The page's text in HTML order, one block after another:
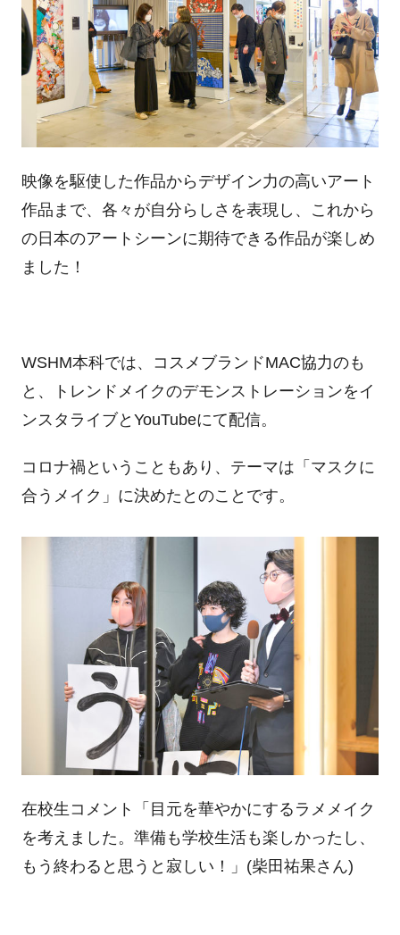
映像を駆使した作品からデザイン力の高いアート
作品まで、各々が自分らしさを表現し、これから
の日本のアートシーンに期待できる作品が楽しめ
ました！
WSHM本科では、コスメブランドMAC協力のも
と、トレンドメイクのデモンストレーションをイ
ンスタライブとYouTubeにて配信。
コロナ禍ということもあり、テーマは「マスクに
合うメイク」に決めたとのことです。
在校生コメント「目元を華やかにするラメメイク
を考えました。準備も学校生活も楽しかったし、
もう終わると思うと寂しい！」(柴田祐果さん)